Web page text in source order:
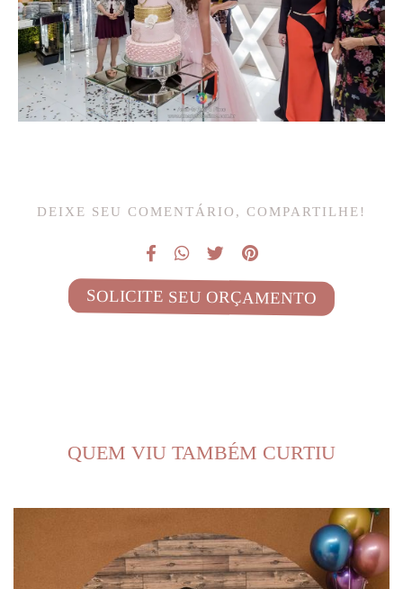
DEIXE SEU COMENTÁRIO, COMPARTILHE!
SOLICITE SEU ORÇAMENTO
QUEM VIU TAMBÉM CURTIU